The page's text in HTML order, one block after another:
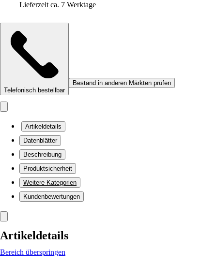
Lieferzeit ca. 7 Werktage
Telefonisch bestellbar
Bestand in anderen Märkten prüfen
Artikeldetails
Datenblätter
Beschreibung
Produktsicherheit
Weitere Kategorien
Kundenbewertungen
Artikeldetails
Bereich überspringen